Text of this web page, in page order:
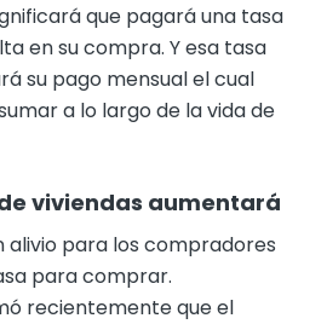
que pagará una tasa
en su compra. Y esa tasa
su pago mensual el cual
a lo largo de la vida de
viviendas aumentará
alivio para los compradores
para comprar.
recientemente que el